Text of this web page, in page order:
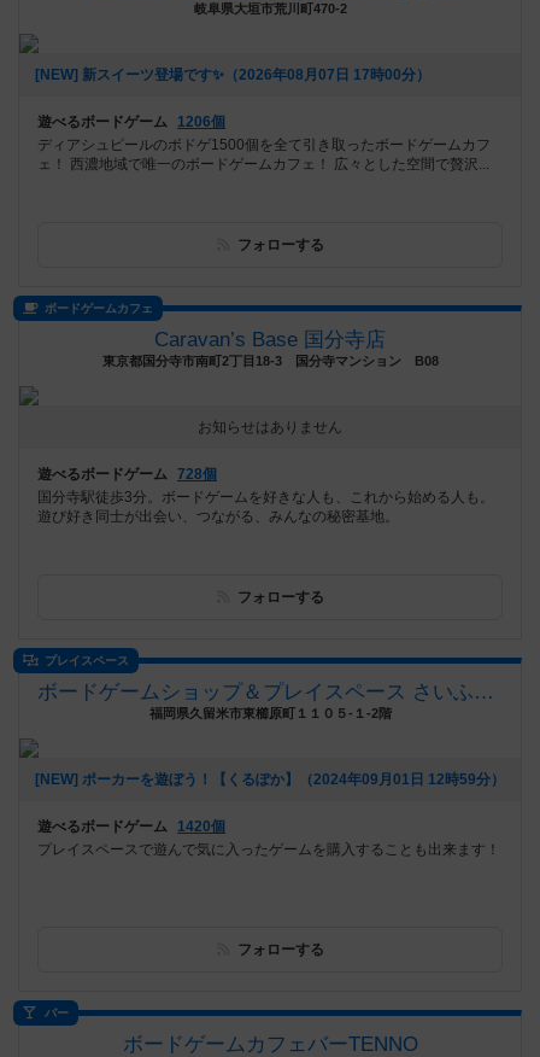
岐阜県大垣市荒川町470-2
[NEW] 新スイーツ登場です✨️（2026年08月07日 17時00分）
遊べるボードゲーム
1206個
ディアシュピールのボドゲ1500個を全て引き取ったボードゲームカフ
ェ！ 西濃地域で唯一のボードゲームカフェ！ 広々とした空間で贅沢...
フォローする
ボードゲームカフェ
Caravan’s Base 国分寺店
東京都国分寺市南町2丁目18-3 国分寺マンション B08
お知らせはありません
遊べるボードゲーム 728個
国分寺駅徒歩3分。ボードゲームを好きな人も、これから始める人も。
遊び好き同士が出会い、つながる、みんなの秘密基地。
フォローする
プレイスペース
ボードゲームショップ＆プレイスペース さいふる[xi-full]
福岡県久留米市東櫛原町１１０５-１-2階
[NEW] ポーカーを遊ぼう！【くるぽか】（2024年09月01日 12時59分）
遊べるボードゲーム
1420個
プレイスペースで遊んで気に入ったゲームを購入することも出来ます！
フォローする
バー
ボードゲームカフェバーTENNO